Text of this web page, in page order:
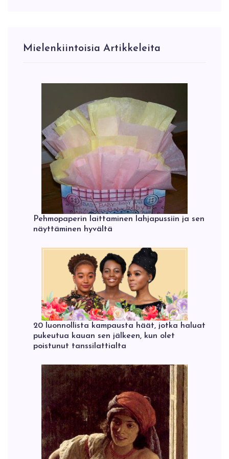
Mielenkiintoisia Artikkeleita
Pehmopaperin laittaminen lahjapussiin ja sen
näyttäminen hyvältä
20 luonnollista kampausta häät, jotka haluat
pukeutua kauan sen jälkeen, kun olet
poistunut tanssilattialta